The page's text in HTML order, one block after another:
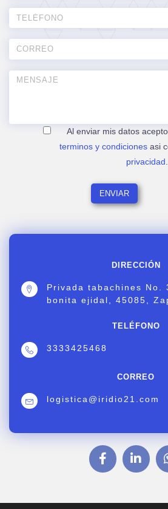
DIRECCIÓN
Privada tabachines No.
bonita ejidal, 45085,
TELÉFONO
3333425468
CORREO
logistica@iridio21.com
Al enviar mis datos
terminos y condicionesasi
privacidad